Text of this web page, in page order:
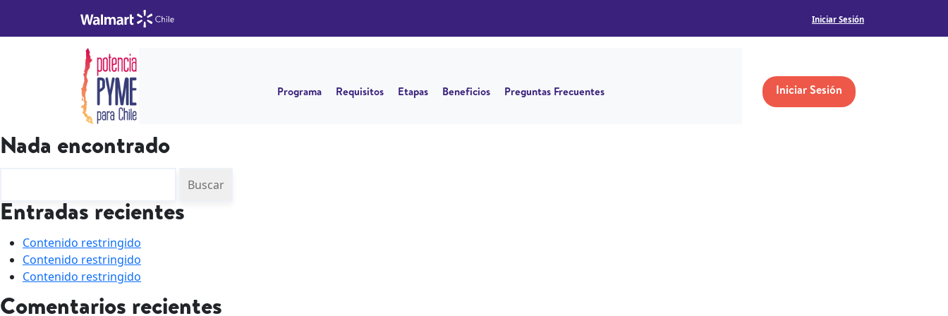
Iniciar Sesión
Programa Requisitos Etapas Beneficios Preguntas Frecuentes Iniciar Sesión
Nada encontrado
Entradas recientes
Contenido restringido
Contenido restringido
Contenido restringido
Comentarios recientes